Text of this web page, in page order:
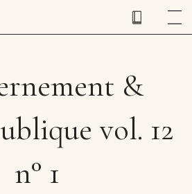
&
vol. 12
n° 1